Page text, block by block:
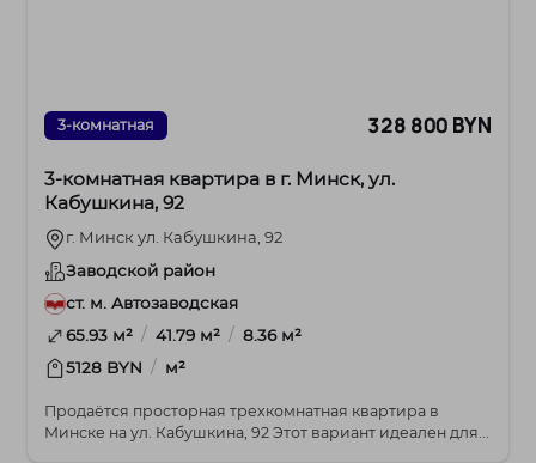
3-комнатная 328 800 BYN
3-комнатная квартира в г. Минск, ул.
Кабушкина, 92
г. Минск ул. Кабушкина, 92
Заводской район
ст. м. Автозаводская
65.93 м² / 41.79 м² / 8.36 м²
5128 BYN / м²
Продаётся просторная трехкомнатная квартира в
Минске на ул. Кабушкина, 92 Этот вариант идеален для...